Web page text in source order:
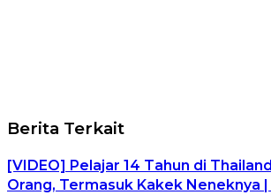
Berita Terkait
[VIDEO] Pelajar 14 Tahun di
Orang, Termasuk Kakek Neneknya |